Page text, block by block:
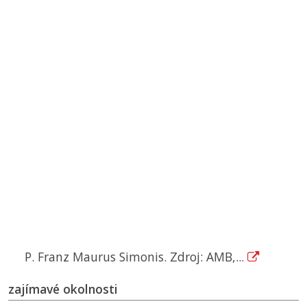
P. Franz Maurus Simonis. Zdroj: AMB,...
zajímavé okolnosti